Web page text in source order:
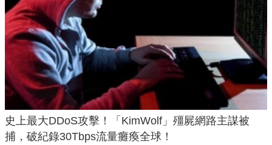
史上最大DDoS攻擊！「KimWolf」殭屍網路主謀被
捕，破紀錄30Tbps流量癱瘓全球！